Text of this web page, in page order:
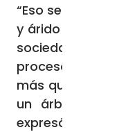
“Eso sería
y árido de gran
sociedad. No
proceso
más que
un árbol que
expresó.